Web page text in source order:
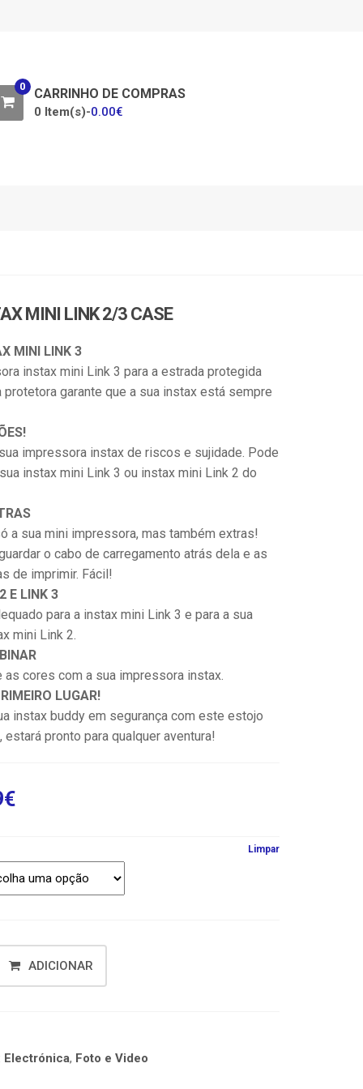
0 CARRINHO DE COMPRAS
0 Item(s)-0.00€
MINI LINK 2/3 CASE
MINI LINK 3
instax mini Link 3 para a estrada protegida
garante que a sua instax está sempre
impressora instax de riscos e sujidade. Pode
instax mini Link 3 ou instax mini Link 2 do
a sua mini impressora, mas também extras!
o cabo de carregamento atrás dela e as
de imprimir. Fácil!
E LINK 3
para a instax mini Link 3 e para a sua
mini Link 2.
as cores com a sua impressora instax.
LUGAR!
instax buddy em segurança com este estojo
pronto para qualquer aventura!
€
Limpar
ADICIONAR
Electrónica, Foto e Video